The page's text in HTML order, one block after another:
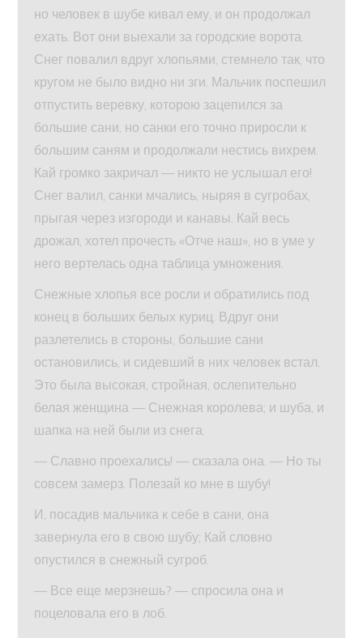
но человек в шубе кивал ему, и он продолжал
ехать. Вот они выехали за городские ворота.
Снег повалил вдруг хлопьями, стемнело так, что
кругом не было видно ни зги. Мальчик поспешил
отпустить веревку, которою зацепился за
большие сани, но санки его точно приросли к
большим саням и продолжали нестись вихрем.
Кай громко закричал — никто не услышал его!
Снег валил, санки мчались, ныряя в сугробах,
прыгая через изгороди и канавы. Кай весь
дрожал, хотел прочесть «Отче наш», но в уме у
него вертелась одна таблица умножения.
Снежные хлопья все росли и обратились под
конец в больших белых куриц. Вдруг они
разлетелись в стороны, большие сани
остановились, и сидевший в них человек встал.
Это была высокая, стройная, ослепительно
белая женщина — Снежная королева; и шуба, и
шапка на ней были из снега.
— Славно проехались! — сказала она. — Но ты
совсем замерз. Полезай ко мне в шубу!
И, посадив мальчика к себе в сани, она
завернула его в свою шубу; Кай словно
опустился в снежный сугроб.
— Все еще мерзнешь? — спросила она и
поцеловала его в лоб.